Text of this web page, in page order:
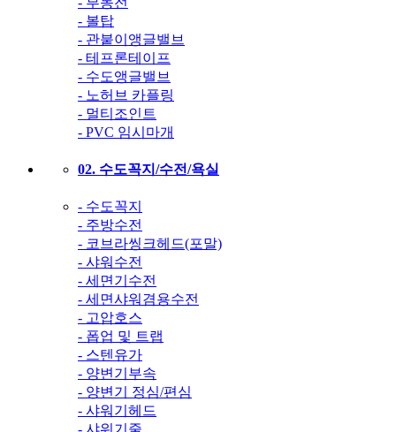
- 볼탑
- 관붙이앵글밸브
- 테프론테이프
- 수도앵글밸브
- 노허브 카플링
- 멀티조인트
- PVC 임시마개
02. 수도꼭지/수전/욕실
- 수도꼭지
- 주방수전
- 코브라씽크헤드(포말)
- 샤워수전
- 세면기수전
- 세면샤워겸용수전
- 고압호스
- 폽업 및 트랩
- 스텐유가
- 양변기부속
- 양변기 정심/편심
- 샤워기헤드
- 샤워기줄